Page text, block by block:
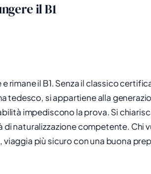
il B1
rimane il B1. Senza il classico
tedesco, si appartiene alla
impediscono la prova. Si
naturalizzazione competente. Chi
più sicuro con una buona